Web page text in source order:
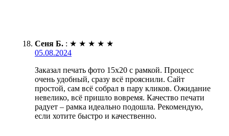
Сеня Б. : ★ ★ ★ ★ ★
05.08.2024
Заказал печать фото 15х20 с рамкой. Процесс
очень удобный, сразу всё прояснили. Сайт
простой, сам всё собрал в пару кликов. Ожидание
невелико, всё пришло вовремя. Качество печати
радует – рамка идеально подошла. Рекомендую,
если хотите быстро и качественно.